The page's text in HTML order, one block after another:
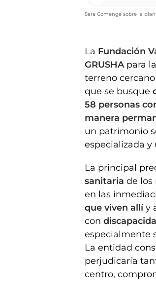
Sara Comenge sobre la
La Fundación
GRUSHApara
terreno cercano
que se busque
58 personas
manera
un patrimonio
especializada y
La principal
sanitaria de los
en las
que viven allíy
con
especialmente
La entidad
perjudicaría
centro,